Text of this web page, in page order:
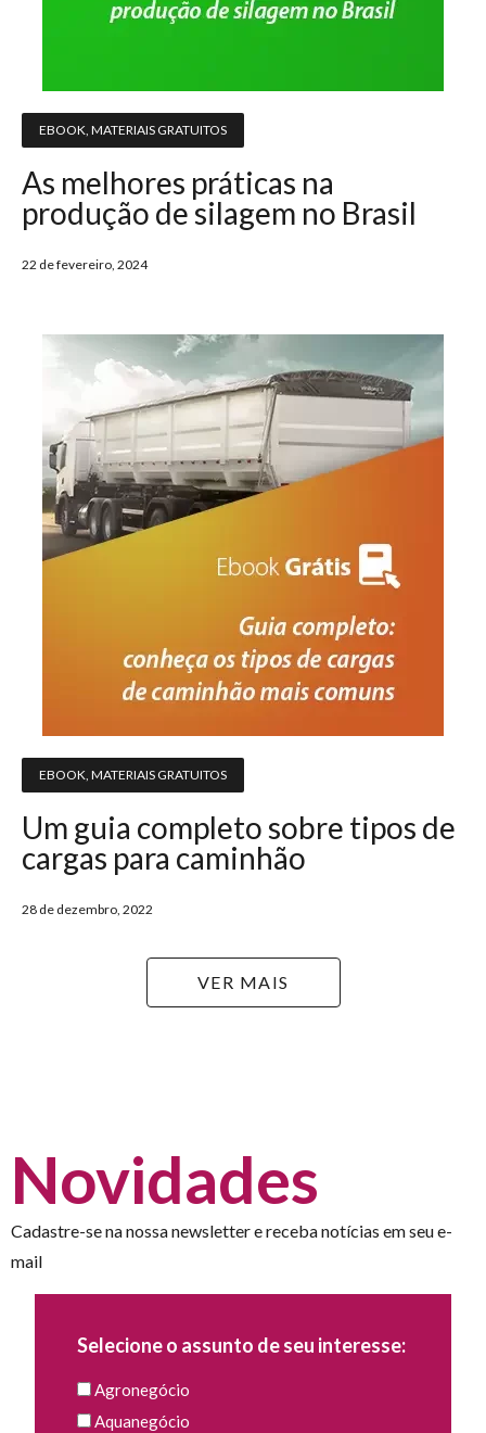
EBOOK MATERIAIS GRATUITOS
As melhores práticas na
produção de silagem no Brasil
22 de fevereiro, 2024
EBOOK MATERIAIS GRATUITOS
Um guia completo sobre tipos de
cargas para caminhão
28 de dezembro, 2022
VER MAIS
Novidades
Cadastre-se na nossa newsletter e receba notícias em seu e-
mail
Selecione o assunto de seu interesse:
Agronegócio
Aquanegócio